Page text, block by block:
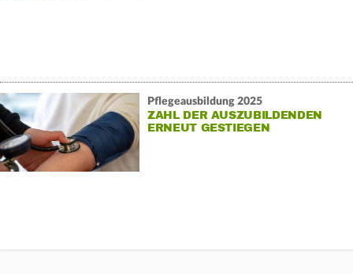
Pflegeausbildung 2025
ZAHL DER AUSZUBILDENDEN
ERNEUT GESTIEGEN